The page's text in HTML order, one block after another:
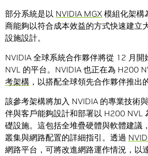
部分系統是以 NVIDIA MGX 模組化架構
商能夠以符合成本效益的方式快速建立
設施設計。
NVIDIA 全球系統合作夥伴將從 12 月
NVL 的平台。NVIDIA 也正在為 H200
考架構 ，以搭配全球領先合作夥伴推出
該參考架構將加入 NVIDIA 的專業技術
伴與客戶能夠設計和部署以 H200 NVL
礎設施。這包括全堆疊硬體與軟體建議
叢集與網路配置的詳細指引。透過
網路平台，可將改進網路運作情況，以